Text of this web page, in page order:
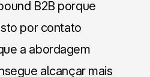
B2B porque
por contato
a abordagem
alcançar mais